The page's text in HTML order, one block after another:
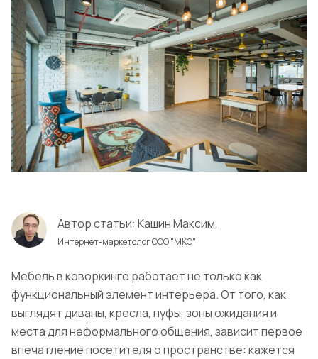
Автор статьи: Кашин Максим,
Интернет-маркетолог ООО "МКС"
Мебель в коворкинге работает не только как
функциональный элемент интерьера. От того, как
выглядят диваны, кресла, пуфы, зоны ожидания и
места для неформального общения, зависит первое
впечатление посетителя о пространстве: кажется